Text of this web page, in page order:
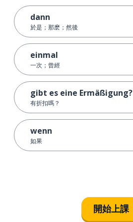
dann
於是；那麽；然後
einmal
一次；曾經
gibt es eine Ermäßigung?
有折扣嗎？
wenn
如果
開始上課